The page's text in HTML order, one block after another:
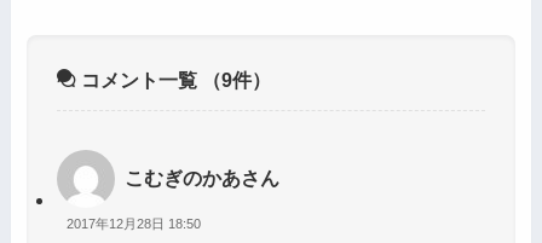
コメント一覧 （9件）
こむぎのかあさん
2017年12月28日 18:50